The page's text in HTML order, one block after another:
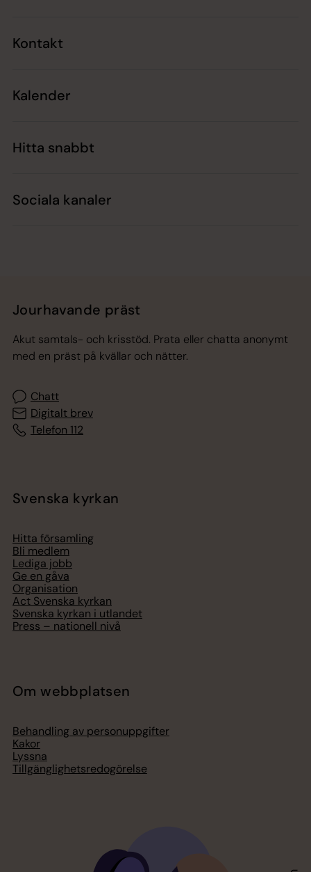
Kontakt
Kalender
Hitta snabbt
Sociala kanaler
Jourhavande präst
Akut samtals- och krisstöd. Prata eller chatta anonymt
med en präst på kvällar och nätter.
Chatt
Digitalt brev
Telefon 112
Svenska kyrkan
Hitta församling
Bli medlem
Lediga jobb
Ge en gåva
Organisation
Act Svenska kyrkan
Svenska kyrkan i utlandet
Press – nationell nivå
Om webbplatsen
Behandling av personuppgifter
Kakor
Lyssna
Tillgänglighetsredogörelse